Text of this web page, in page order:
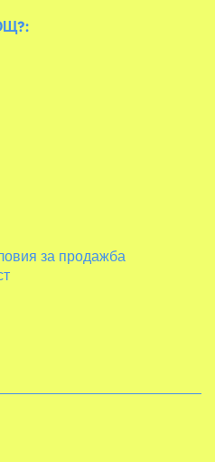
за продажба